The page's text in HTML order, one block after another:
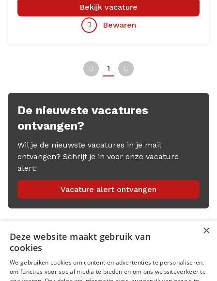
Bekijk vacature
Bewaren
Vorige
1
De nieuwste vacatures
ontvangen?
Wil je de nieuwste vacatures in je mail
ontvangen? Schrijf je in voor onze vacature
alert!
Vacature alert ontvangen
Menu
Kantoren
×
Deze website maakt gebruik van
cookies
We gebruiken cookies om content en advertenties te personaliseren,
om functies voor social media te bieden en om ons websiteverkeer te